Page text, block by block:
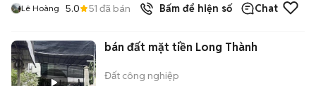
Lê Hoàng 5.0 51 đã bán Bấm để hiện số Chat
bán đất mặt tiền Long Thành
Đất công nghiệp